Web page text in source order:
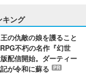
キング
の仇敵の娘を護ること
不朽の名作『幻世
配信開始。ダーティー
が令和に蘇る
PR